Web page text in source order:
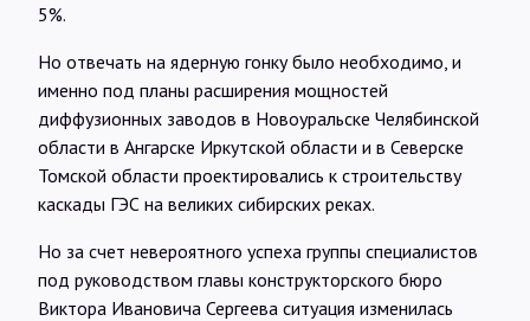
5%.
Но отвечать на ядерную гонку было необходимо, и
именно под планы расширения мощностей
диффузионных заводов в Новоуральске Челябинской
области в Ангарске Иркутской области и в Северске
Томской области проектировались к строительству
каскады ГЭС на великих сибирских реках.
Но за счет невероятного успеха группы специалистов
под руководством главы конструкторского бюро
Виктора Ивановича Сергеева ситуация изменилась